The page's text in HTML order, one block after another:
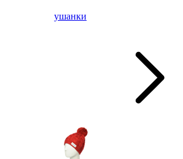
ушанки